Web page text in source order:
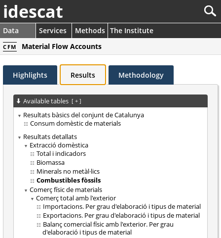
idescat
Data Services Methods The Institute
CFM Material Flow Accounts
Highlights Results Methodology
Available tables [ + ]
Resultats bàsics del conjunt de Catalunya
Consum domèstic de materials
Resultats detallats
Extracció domèstica
Total i indicadors
Biomassa
Minerals no metàl·lics
Combustibles fòssils
Comerç físic de materials
Comerç total amb l'exterior
Importacions. Per grau d'elaboració i tipus de material
Exportacions. Per grau d'elaboració i tipus de material
Balanç comercial físic amb l'exterior. Per grau
d'elaboració i tipus de material